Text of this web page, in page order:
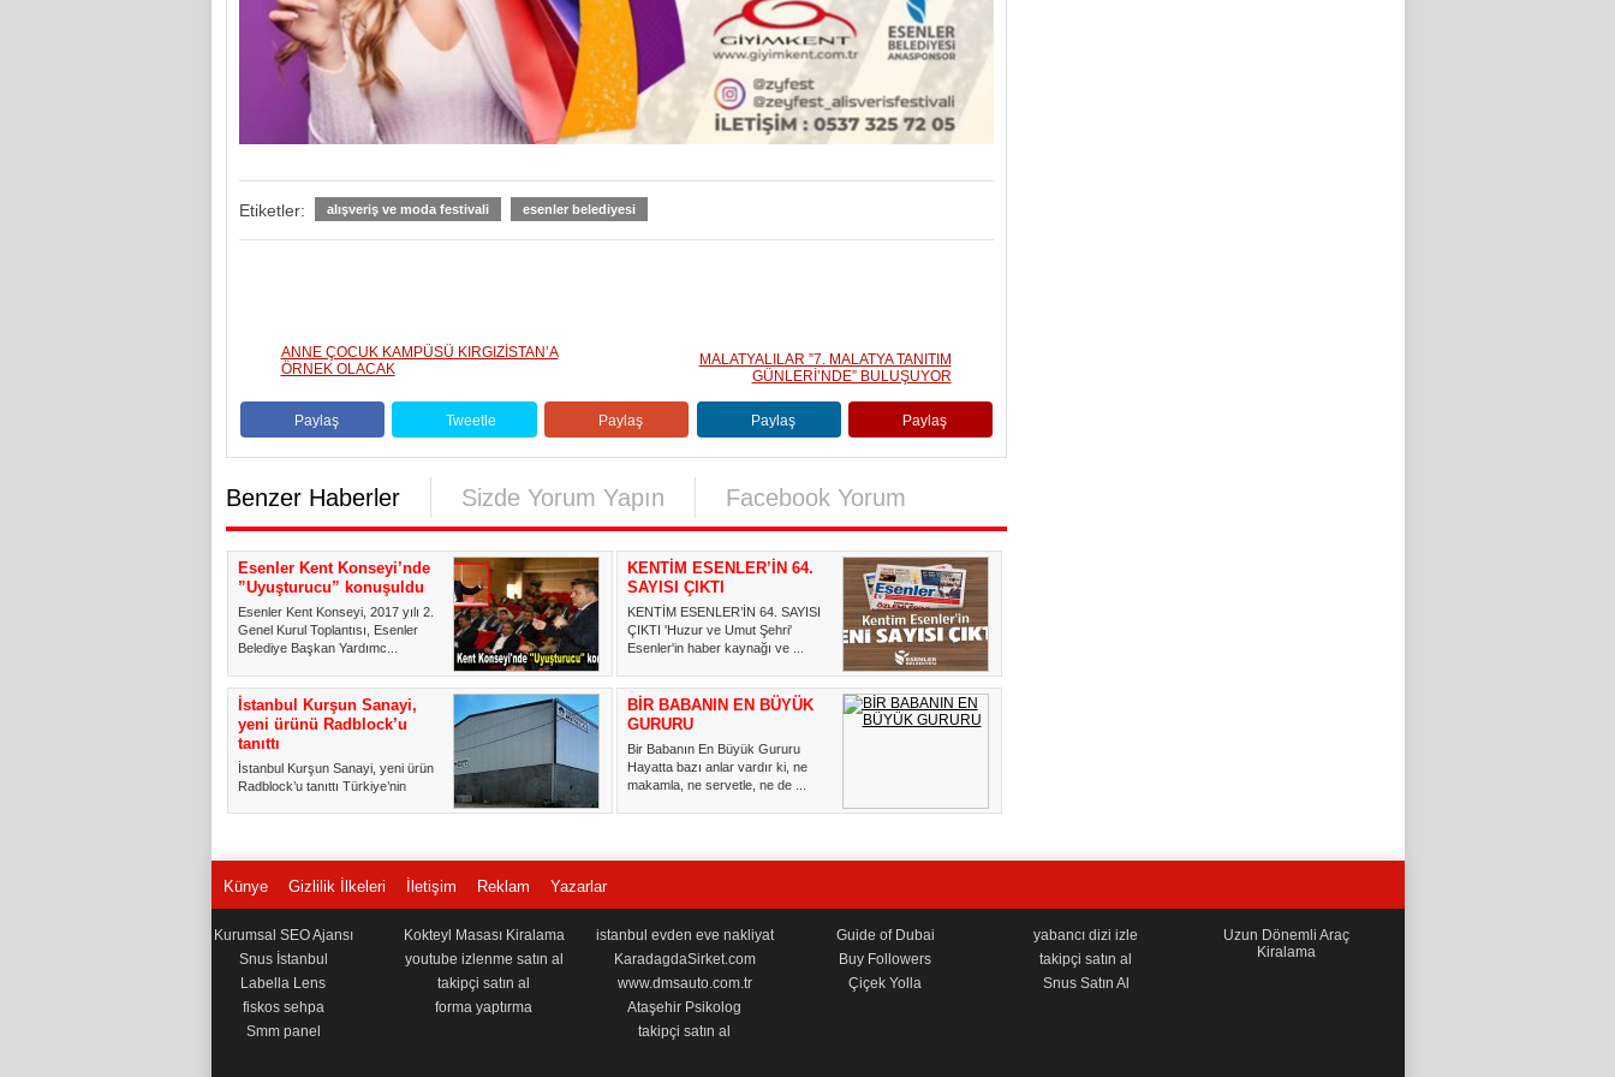
Etiketler: alışveriş ve moda festivali esenler belediyesi
ANNE ÇOCUK KAMPÜSÜ KIRGIZİSTAN’A
ÖRNEK OLACAK
MALATYALILAR ”7. MALATYA TANITIM
GÜNLERİ’NDE” BULUŞUYOR
Paylaş Tweetle Paylaş Paylaş Paylaş
Benzer Haberler Sizde Yorum Yapın Facebook Yorum
Esenler Kent Konseyi’nde
”Uyuşturucu” konuşuldu
Esenler Kent Konseyi, 2017 yılı 2.
Genel Kurul Toplantısı, Esenler
Belediye Başkan Yardımc...
KENTİM ESENLER’İN 64.
SAYISI ÇIKTI
KENTİM ESENLER’İN 64. SAYISI
ÇIKTI 'Huzur ve Umut Şehri'
Esenler'in haber kaynağı ve ...
İstanbul Kurşun Sanayi,
yeni ürünü Radblock’u
tanıttı
İstanbul Kurşun Sanayi, yeni ürünü
Radblock’u tanıttı Türkiye’nin
BİR BABANIN EN BÜYÜK
GURURU
Bir Babanın En Büyük Gururu
Hayatta bazı anlar vardır ki, ne
makamla, ne servetle, ne de ...
Künye Gizlilik İlkeleri İletişim Reklam Yazarlar
Kurumsal SEO Ajansı
Snus İstanbul
Labella Lens
fiskos sehpa
Smm panel
Kokteyl Masası Kiralama
youtube izlenme satın al
takipçi satın al
forma yaptırma
istanbul evden eve nakliyat
KaradagdaSirket.com
www.dmsauto.com.tr
Ataşehir Psikolog
takipçi satın al
Guide of Dubai
Buy Followers
Çiçek Yolla
yabancı dizi izle
takipçi satın al
Snus Satın Al
Uzun Dönemli Araç
Kiralama